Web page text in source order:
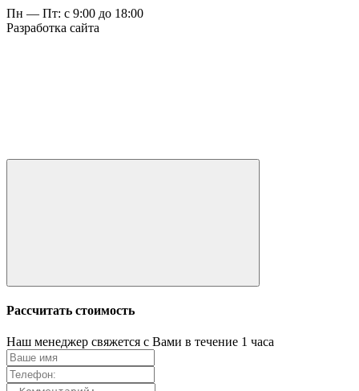
Пн — Пт: с 9:00 до 18:00
Разработка сайта
Рассчитать стоимость
Наш менеджер свяжется с Вами в течение 1 часа